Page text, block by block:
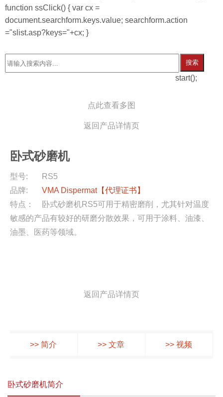
function ssClick() { var cx =
document.searchform.keys.value; searchform.action
="slist.asp?keys="+cx; }
搜索
start();
点此查看多图
返回产品详情页
卧式砂磨机
型号:
RS5
品牌:
VMA Dispermat【代理证书】
特点：
卧式砂磨机RS5可用于精密磨削，尤其针对温度
敏感的产品有较好的研磨分散效果，可用于涂料、油漆、
油墨、医药等领域。
返回产品详情页
>> 简介 >> 文章 >> 视频
卧式砂磨机简介